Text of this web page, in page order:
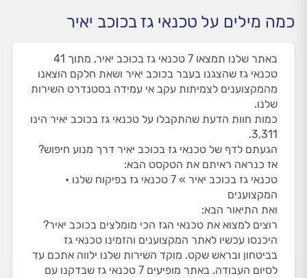
כמה מילים על טכנאי גז בכוכב יאיר
באתר שלנו תמצאו 7 טכנאי גז בכוכב יאיר, מתוך 41
טכנאי גז שהצגנו בעבר בכוכב יאיר ושאת חלקם הוצאנו
מהמקצוענים לצמיתות עקב אי עמידה בסטנדרט השירות
שלנו.
כמות חוות הדעת שהתקבלו על טכנאי גז בכוכב יאיר הינו
3,311.
הגעתם לדף של טכנאי גז בכוכב יאיר דרך מנוע חיפוש?
אז כנראה ראיתם את הטקסט הבא:
טכנאי גז בכוכב יאיר » 7 טכנאי גז בפיקוח שלנו •
המקצוענים
ואת התיאור הבא:
רוצים למצוא את טכנאי הגז הכי מומלצים בכוכב יאיר?
היכנסו עכשיו לאתר המקצוענים והזמינו טכנאי גז
בביטחון ובראש שקט. מוקד השירות שלנו ילווה אתכם עד
לסיום העבודה. באתר מופיעים 7 טכנאי גז שבדקנו עם